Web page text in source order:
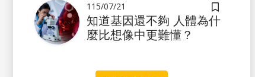
儲存書籤
115/07/21
知道基因還不夠 人體為什
麼比想像中更難懂？